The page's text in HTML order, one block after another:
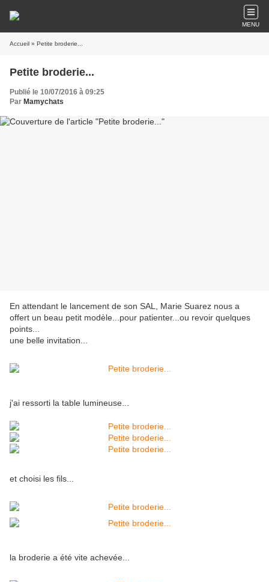
MENU
Accueil » Petite broderie...
Petite broderie...
Publié le 10/07/2016 à 09:25
Par Mamychats
En attendant le lancement de son SAL, Marie Suarez nous a
offert un beau petit modèle...pour patienter...ou revoir quelques
points...
une belle invitation...
j'ai ressorti la table lumineuse...
et choisi les fils...
la broderie a été vite achevée...